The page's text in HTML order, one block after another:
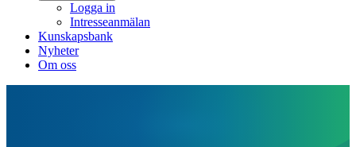
Logga in
Intresseanmälan
Kunskapsbank
Nyheter
Om oss